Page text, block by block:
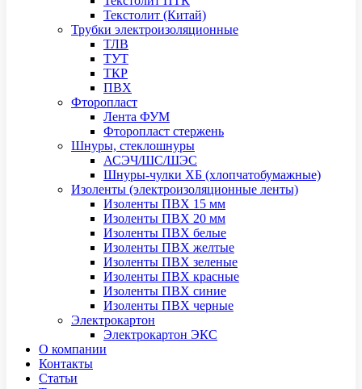
Текстолит (Китай)
Трубки электроизоляционные
ТЛВ
ТУТ
ТКР
ПВХ
Фторопласт
Лента ФУМ
Фторопласт стержень
Шнуры, стеклошнуры
АСЭЧ/ШС/ШЭС
Шнуры-чулки ХБ (хлопчатобумажные)
Изоленты (электроизоляционные ленты)
Изоленты ПВХ 15 мм
Изоленты ПВХ 20 мм
Изоленты ПВХ белые
Изоленты ПВХ желтые
Изоленты ПВХ зеленые
Изоленты ПВХ красные
Изоленты ПВХ синие
Изоленты ПВХ черные
Электрокартон
Электрокартон ЭКС
О компании
Контакты
Статьи